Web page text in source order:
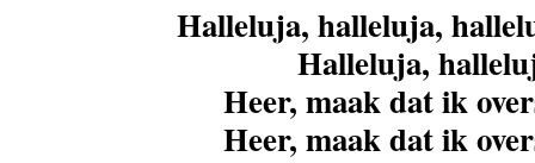
Halleluja, halleluja,
Halleluja,
Heer, maak dat ik
Heer, maak dat ik